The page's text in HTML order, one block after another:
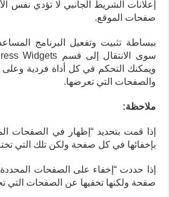
إعلانات الشريط الجانبي لا تؤدي نفس
صفحات الموقع.
ببساطة تثبيت وتفعيل البرنامج
ويمكنك التحكم في كل أداة فردية وعلى
والصفحات التي تعرضها.
ملاحظة:
إذا قمت بتحديد “إظهار في الصفحات
بإخفائها في كل صفحة ولكن تلك التي
إذا حددت “إخفاء على الصفحات
صفحة ولكنها تخفيها عن الصفحات التي